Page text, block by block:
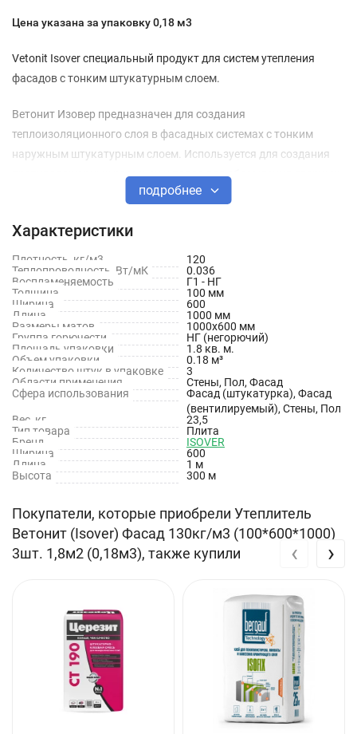
Цена указана за упаковку 0,18 м3
Vetonit Isover специальный продукт для систем утепления
фасадов с тонким штукатурным слоем.
Ветонит Изовер предназначен для создания
теплоизоляционного слоя в фасадных системах с тонким
наружным штукатурным слоем. Используется для создания
противопожарных рассечек и полос для обрамления дверных
В целях минимизации проявления фенольных пятен на фасаде
маркировка (пр-во г. Челябинск). Крепить плиту к стене
следует маркированной стороной. Соответствующая
информация указана на этикетке.
подробнее
Характеристики
Плотность, кг/м3
120
Теплопроводность, Вт/мК
0.036
Воспламеняемость
Г1 - НГ
Толщина
100 мм
Ширина
600
Длина
1000 мм
Размеры матов
1000x600 мм
Группа горючести
НГ (негорючий)
Площадь упаковки
1.8 кв. м.
Объем упаковки
0.18 м³
Количество штук в упаковке
3
Области применения
Стены, Пол, Фасад
Сфера использования
Фасад (штукатурка), Фасад
(вентилируемый), Стены, Пол
Вес, кг
23,5
Тип товара
Плита
Бренд
ISOVER
Ширина
600
Длина
1 м
Высота
300 м
Покупатели, которые приобрели Утеплитель
Ветонит (Isover) Фасад 130кг/м3 (100*600*1000)
3шт. 1,8м2 (0,18м3), также купили
‹ ›